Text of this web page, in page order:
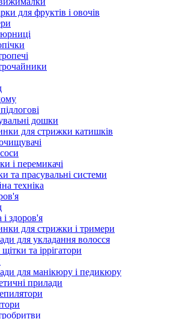
для фруктів і овочів
дошки
для стрижки катишків
і перемикачі
та прасувальні системи
техніка
і здоров'я
для стрижки і тримери
для укладання волосся
та іррігатори
для манікюру і педикюру
прилади